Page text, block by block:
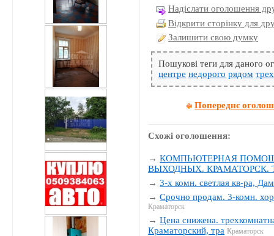
Надіслати оголошення
Відкрити сторінку для
Залишити свою думку
Пошукові теги для даного
центре недорого рядом
Попереднє
Схожі оголошення:
→КОМПЬЮТЕРНАЯ
ВЫХОДНЫХ. КРАМАТОРСК.
→3-х комн. светлая кв-ра,
→Срочно продам. 3-комн.
Краматорск
→Цена снижена.
Краматорский, тра Краматорск